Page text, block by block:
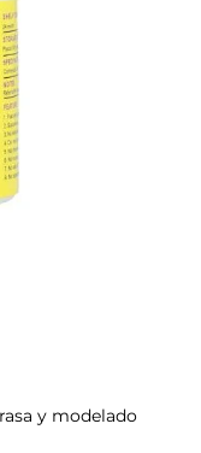
y modelado